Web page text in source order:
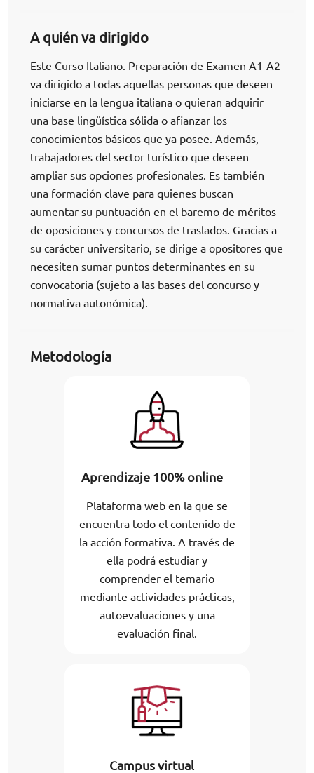
A quién va dirigido
Este Curso Italiano. Preparación de Examen A1-A2
va dirigido a todas aquellas personas que deseen
iniciarse en la lengua italiana o quieran adquirir
una base lingüística sólida o afianzar los
conocimientos básicos que ya posee. Además,
trabajadores del sector turístico que deseen
ampliar sus opciones profesionales. Es también
una formación clave para quienes buscan
aumentar su puntuación en el baremo de méritos
de oposiciones y concursos de traslados. Gracias a
su carácter universitario, se dirige a opositores que
necesiten sumar puntos determinantes en su
convocatoria (sujeto a las bases del concurso y
normativa autonómica).
Metodología
Aprendizaje 100% online
Plataforma web en la que se
encuentra todo el contenido de
la acción formativa. A través de
ella podrá estudiar y
comprender el temario
mediante actividades prácticas,
autoevaluaciones y una
evaluación final.
Campus virtual